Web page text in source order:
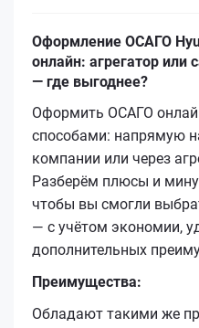
Оформление ОСАГО
онлайн: агрегатор или
— где выгоднее?
Оформить ОСАГО
способами: напрямую
компании или через
Разберём плюсы и
чтобы вы смогли
— с учётом экономии,
дополнительных
Преимущества:
Обладают такими же